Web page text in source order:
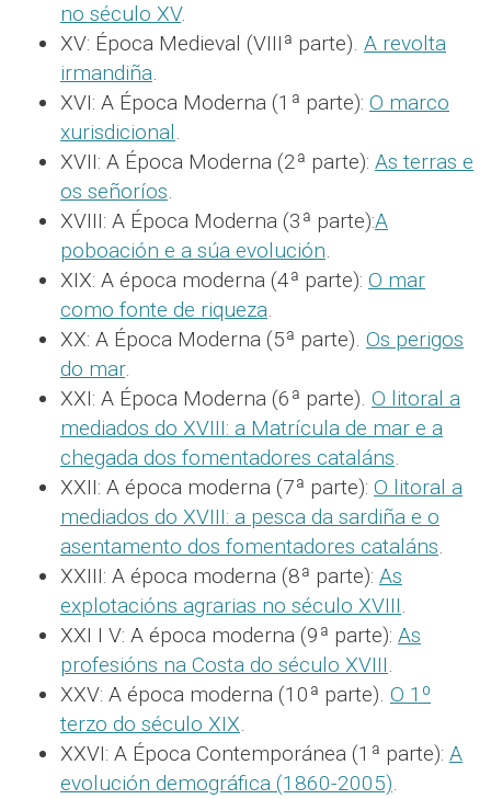
no século XV.
XV: Época Medieval (VIIIª parte). A revolta
irmandiña.
XVI: A Época Moderna (1ª parte): O marco
xurisdicional.
XVII: A Época Moderna (2ª parte): As terras e
os señoríos.
XVIII: A Época Moderna (3ª parte):A
poboación e a súa evolución.
XIX: A época moderna (4ª parte): O mar
como fonte de riqueza.
XX: A Época Moderna (5ª parte). Os perigos
do mar.
XXI: A Época Moderna (6ª parte). O litoral a
mediados do XVIII: a Matrícula de mar e a
chegada dos fomentadores cataláns.
XXII: A época moderna (7ª parte): O litoral a
mediados do XVIII: a pesca da sardiña e o
asentamento dos fomentadores cataláns.
XXIII: A época moderna (8ª parte): As
explotacións agrarias no século XVIII.
XXI I V: A época moderna (9ª parte): As
profesións na Costa do século XVIII.
XXV: A época moderna (10ª parte). O 1º
terzo do século XIX.
XXVI: A Época Contemporánea (1ª parte): A
evolución demográfica (1860-2005).